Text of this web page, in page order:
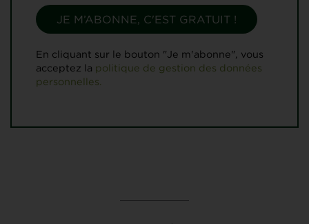
En cliquant sur le bouton "Je m'abonne", vous
acceptez la politique de gestion des données
personnelles.